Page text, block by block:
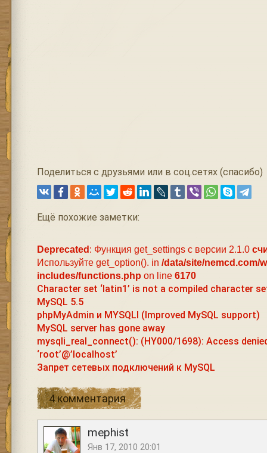
Поделиться с друзьями или в соц.сетях (спасибо)
Ещё похожие заметки:
Deprecated : Функция get_settings с версии 2.1.0
Используйте get_option(). in /data/site/nemcd.com/
includes/functions.php on line 6170
Character set ‘latin1’ is not a compiled character
MySQL 5.5
phpMyAdmin и MYSQLI (Improved MySQL support)
MySQL server has gone away
mysqli_real_connect(): (HY000/1698): Access
‘root’@’localhost’
Запрет сетевых подключений к MySQL
4 комментария
mephist
Янв 17, 2010 20:01